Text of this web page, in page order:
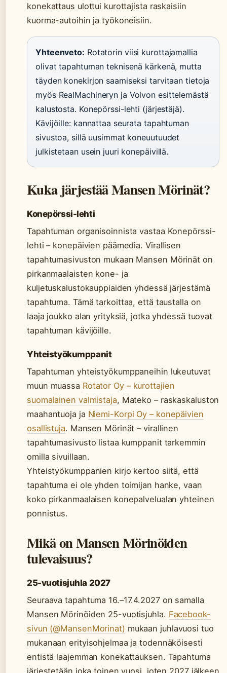
konekattaus ulottui kurottajista raskaisiin
kuorma-autoihin ja työkoneisiin.
Yhteenveto: Rotatorin viisi kurottajamallia
olivat tapahtuman teknisenä kärkenä, mutta
täyden konekirjon saamiseksi tarvitaan tietoja
myös RealMachineryn ja Volvon esittelemästä
kalustosta. Konepörssi-lehti (järjestäjä).
Kävijöille: kannattaa seurata tapahtuman
sivustoa, sillä uusimmat koneuutuudet
julkistetaan usein juuri konepäivillä.
Kuka järjestää Mansen Mörinät?
Konepörssi-lehti
Tapahtuman organisoinnista vastaa Konepörssi-
lehti – konepäivien päämedia. Virallisen
tapahtumasivuston mukaan Mansen Mörinät on
pirkanmaalaisten kone- ja
kuljetuskalustokauppiaiden yhdessä järjestämä
tapahtuma. Tämä tarkoittaa, että taustalla on
laaja joukko alan yrityksiä, jotka yhdessä tuovat
tapahtuman kävijöille.
Yhteistyökumppanit
Tapahtuman yhteistyökumppaneihin lukeutuvat
muun muassa Rotator Oy – kurottajien
suomalainen valmistaja, Mateko – raskaskaluston
maahantuoja ja Niemi-Korpi Oy – konepäivien
osallistuja. Mansen Mörinät – virallinen
tapahtumasivusto listaa kumppanit tarkemmin
omilla sivuillaan.
Yhteistyökumppanien kirjo kertoo siitä, että
tapahtuma ei ole yhden toimijan hanke, vaan
koko pirkanmaalaisen konepalvelualan yhteinen
ponnistus.
Mikä on Mansen Mörinöiden
tulevaisuus?
25-vuotisjuhla 2027
Seuraava tapahtuma 16.–17.4.2027 on samalla
Mansen Mörinöiden 25-vuotisjuhla. Facebook-
sivun (@MansenMorinat) mukaan juhlavuosi tuo
mukanaan erityisohjelmaa ja todennäköisesti
entistä laajemman konekattauksen. Tapahtuma
järjestetään joka toinen vuosi, joten 2027 jälkeen